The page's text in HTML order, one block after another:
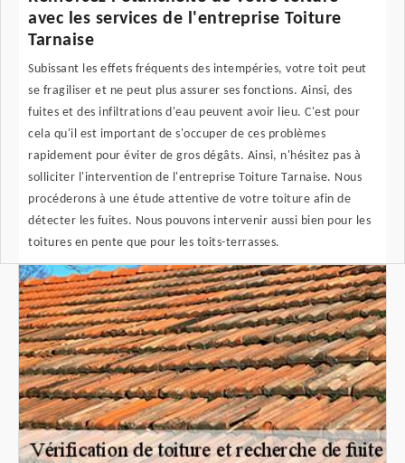
avec les services de l'entreprise Toiture
Tarnaise
Subissant les effets fréquents des intempéries, votre toit peut
se fragiliser et ne peut plus assurer ses fonctions. Ainsi, des
fuites et des infiltrations d'eau peuvent avoir lieu. C'est pour
cela qu'il est important de s'occuper de ces problèmes
rapidement pour éviter de gros dégâts. Ainsi, n'hésitez pas à
solliciter l'intervention de l'entreprise Toiture Tarnaise. Nous
procéderons à une étude attentive de votre toiture afin de
détecter les fuites. Nous pouvons intervenir aussi bien pour les
toitures en pente que pour les toits-terrasses.